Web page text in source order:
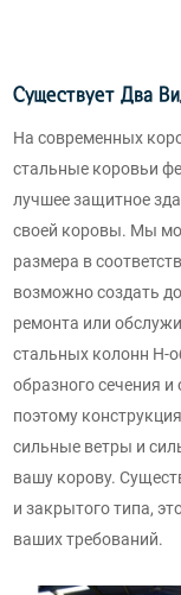
Существует Два
На современных
стальные коровьи
лучшее защитное
своей коровы. Мы
размера в
возможно создать
ремонта или
стальных колонн H-
образного сечения и
поэтому
сильные ветры и
вашу корову.
и закрытого типа,
ваших требований.